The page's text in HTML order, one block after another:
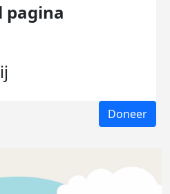
pagina
Doneer